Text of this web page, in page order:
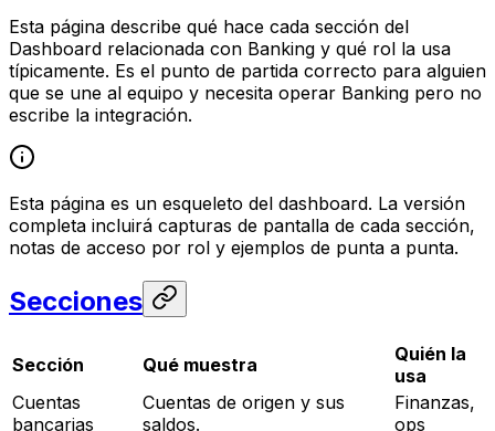
Esta página describe qué hace cada sección del
Dashboard relacionada con Banking y qué rol la usa
típicamente. Es el punto de partida correcto para alguien
que se une al equipo y necesita operar Banking pero no
escribe la integración.
Esta página es un esqueleto del dashboard. La versión
completa incluirá capturas de pantalla de cada sección,
notas de acceso por rol y ejemplos de punta a punta.
Secciones
Sección Qué muestra
Quién la
usa
Cuentas
bancarias
Cuentas de origen y sus
saldos.
Finanzas,
ops